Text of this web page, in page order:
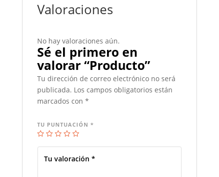
Valoraciones
No hay valoraciones aún.
Sé el primero en
valorar “Producto”
Tu dirección de correo electrónico no será
publicada. Los campos obligatorios están
marcados con *
TU PUNTUACIÓN *